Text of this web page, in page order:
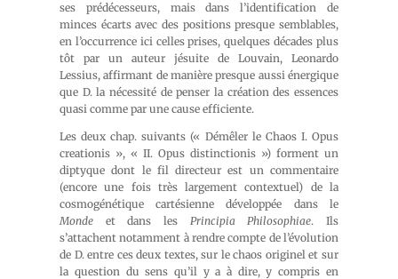
ses prédécesseurs, mais dans l’identification de
minces écarts avec des positions presque semblables,
en l’occurrence ici celles prises, quelques décades plus
tôt par un auteur jésuite de Louvain, Leonardo
Lessius, affirmant de manière presque aussi énergique
que D. la nécessité de penser la création des essences
quasi comme par une cause efficiente.
Les deux chap. suivants (« Démêler le Chaos I. Opus
creationis », « II. Opus distinctionis ») forment un
diptyque dont le fil directeur est un commentaire
(encore une fois très largement contextuel) de la
cosmogénétique cartésienne développée dans le
Monde et dans les Principia Philosophiae. Ils
s’attachent notamment à rendre compte de l’évolution
de D. entre ces deux textes, sur le chaos originel et sur
la question du sens qu’il y a à dire, y compris en